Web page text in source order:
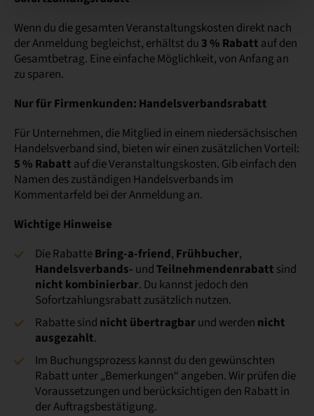
Wenn du die gesamten Veranstaltungskosten direkt nach
der Anmeldung begleichst, erhältst du 3 % Rabatt auf den
Gesamtbetrag. Eine einfache Möglichkeit, von Anfang an
zu sparen.
Nur für Firmenkunden: Handelsverbandsrabatt
Für Unternehmen, die Mitglied in einem niedersächsischen
Handelsverband sind, bieten wir einen zusätzlichen Vorteil:
5 % Rabatt auf die Veranstaltungskosten. Gib einfach den
Namen des zuständigen Handelsverbands im
Kommentarfeld bei der Anmeldung an.
Wichtige Hinweise
Die RabatteBring-a-friend, Frühbucher,
Handelsverbands- undTeilnehmendenrabatt sind
nicht kombinierbar. Du kannst jedoch den
Sofortzahlungsrabatt zusätzlich nutzen.
Rabatte sind nicht übertragbarund werden nicht
ausgezahlt.
Im Buchungsprozess kannst du den gewünschten
Rabatt unter „Bemerkungen“ angeben. Wir prüfen die
Voraussetzungen und berücksichtigen den Rabatt in
der Auftragsbestätigung.